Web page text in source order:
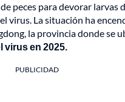
peces para devorar
virus. La situación ha
la provincia donde se
virus en 2025.
PUBLICIDAD